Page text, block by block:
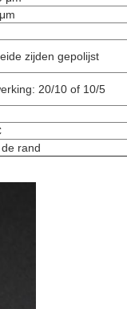
zijden gepolijst
20/10 of 10/5
rand